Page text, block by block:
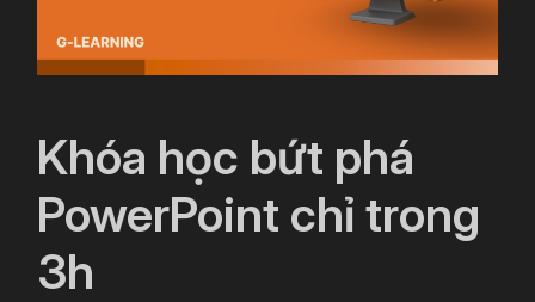
Khóa học bứt phá
PowerPoint chỉ trong
3h